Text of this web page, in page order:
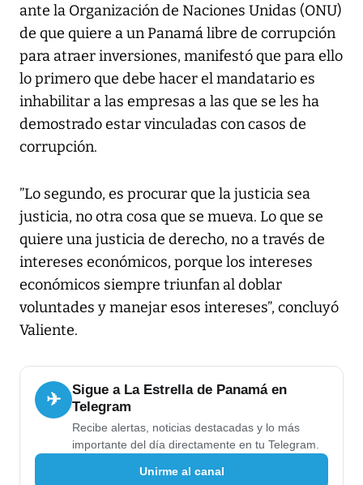
ante la Organización de Naciones Unidas (ONU)
de que quiere a un Panamá libre de corrupción
para atraer inversiones, manifestó que para ello
lo primero que debe hacer el mandatario es
inhabilitar a las empresas a las que se les ha
demostrado estar vinculadas con casos de
corrupción.
”Lo segundo, es procurar que la justicia sea
justicia, no otra cosa que se mueva. Lo que se
quiere una justicia de derecho, no a través de
intereses económicos, porque los intereses
económicos siempre triunfan al doblar
voluntades y manejar esos intereses”, concluyó
Valiente.
✈
Sigue a La Estrella de Panamá en
Telegram
Recibe alertas, noticias destacadas y lo más
importante del día directamente en tu Telegram.
Unirme al canal